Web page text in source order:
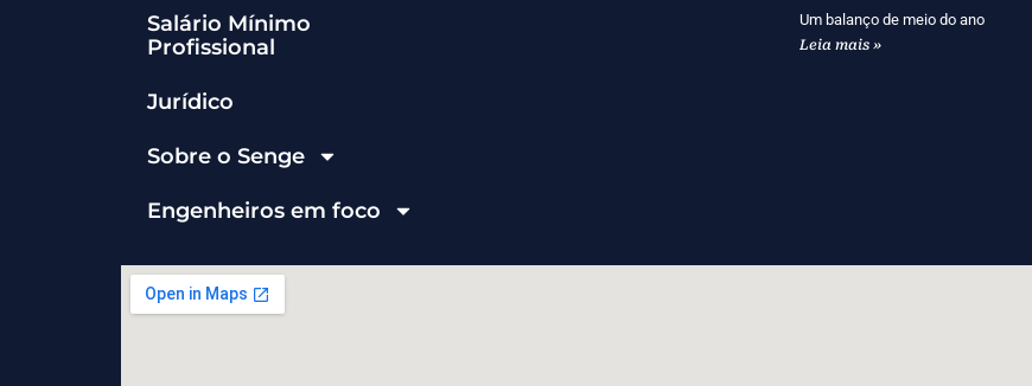
Salário Mínimo
Profissional
Jurídico
Sobre o Senge
Engenheiros em foco
Um balanço de meio do ano
Leia mais »